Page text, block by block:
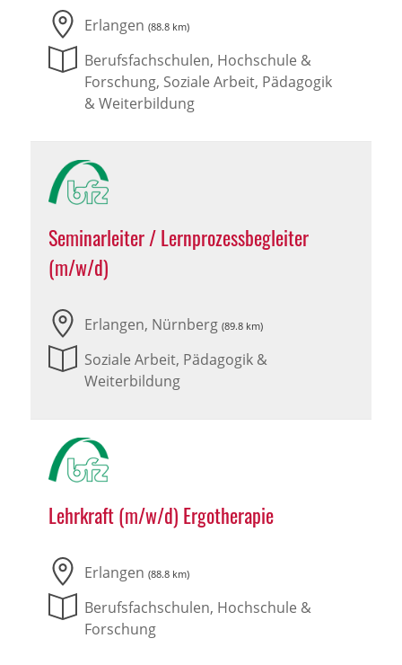
Erlangen (88.8 km)
Berufsfachschulen, Hochschule &
Forschung, Soziale Arbeit, Pädagogik
& Weiterbildung
Seminarleiter / Lernprozessbegleiter
(m/w/d)
Erlangen, Nürnberg (89.8 km)
Soziale Arbeit, Pädagogik &
Weiterbildung
Lehrkraft (m/w/d) Ergotherapie
Erlangen (88.8 km)
Berufsfachschulen, Hochschule &
Forschung